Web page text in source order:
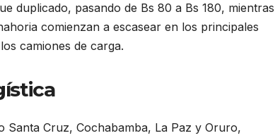
duplicado, pasando de Bs 80 a Bs 180, mientras
comienzan a escasear en los principales
camiones de carga.
Santa Cruz, Cochabamba, La Paz y Oruro,